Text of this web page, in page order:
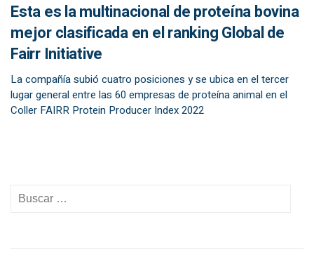
Esta es la multinacional de proteína bovina
mejor clasificada en el ranking Global de
Fairr Initiative
La compañía subió cuatro posiciones y se ubica en el tercer
lugar general entre las 60 empresas de proteína animal en el
Coller FAIRR Protein Producer Index 2022